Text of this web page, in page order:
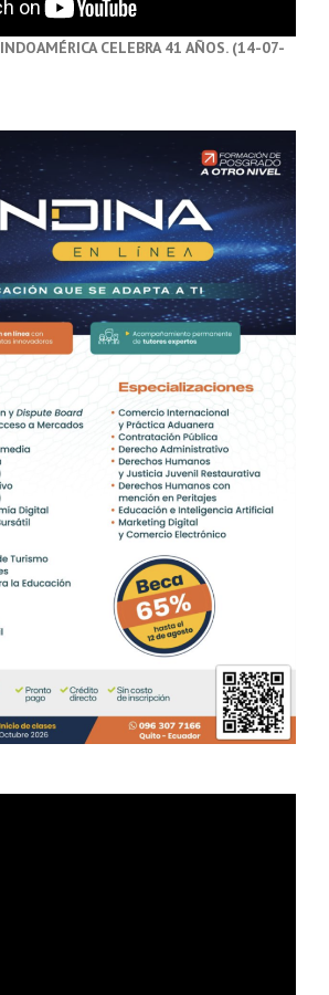
INDOAMÉRICA CELEBRA 41 AÑOS. (14-07-